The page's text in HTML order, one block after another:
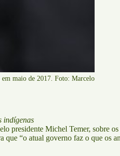
em maio de 2017. Foto: Marcelo
indígenas
Michel Temer, sobre os
“o atual governo faz o que os